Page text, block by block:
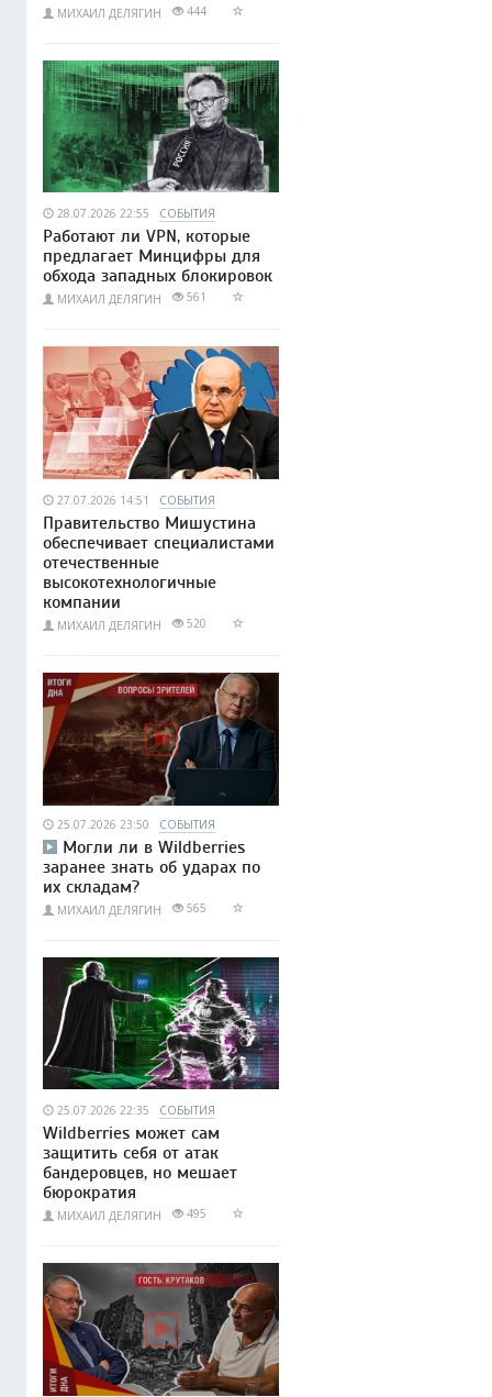
МИХАИЛ ДЕЛЯГИН 444
28.07.2026 22:55 СОБЫТИЯ
Работают ли VPN, которые
предлагает Минцифры для
обхода западных блокировок
МИХАИЛ ДЕЛЯГИН 561
27.07.2026 14:51 СОБЫТИЯ
Правительство Мишустина
обеспечивает специалистами
отечественные
высокотехнологичные
компании
МИХАИЛ ДЕЛЯГИН 520
25.07.2026 23:50 СОБЫТИЯ
Могли ли в Wildberries
заранее знать об ударах по
их складам?
МИХАИЛ ДЕЛЯГИН 565
25.07.2026 22:35 СОБЫТИЯ
Wildberries может сам
защитить себя от атак
бандеровцев, но мешает
бюрократия
МИХАИЛ ДЕЛЯГИН 495